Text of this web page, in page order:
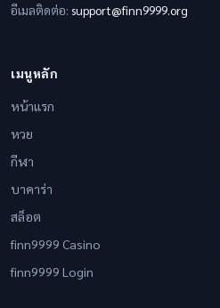
อีเมลติดต่อ: support@finn9999.org
เมนูหลัก
หน้าแรก
หวย
กีฬา
บาคาร่า
สล็อต
finn9999 Casino
finn9999 Login